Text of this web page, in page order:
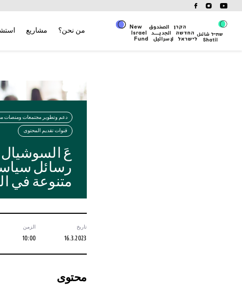
content
من نحن؟ مشاريع
دعم وتطوير مجتمعات ومنصات
قنوات تقديم المحتوى
عَ
رسائل
متنوعة في
تاريخ
16.3.2023
الزمن
10:00
محتوى